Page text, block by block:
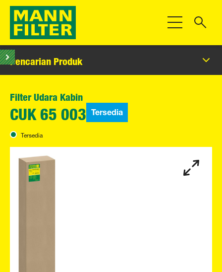
Beralih
Pencarian Produk
Filter Udara Kabin
CUK 65 003 Tersedia
Tersedia